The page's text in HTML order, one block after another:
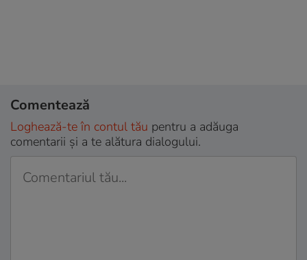
Comentează
Loghează-te în contul tău pentru a adăuga
comentarii și a te alătura dialogului.